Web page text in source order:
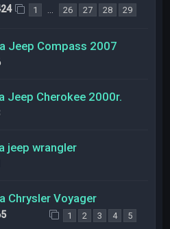
1 26 27 28 29
Jeep Compass 2007
Jeep Cherokee 2000r.
jeep wrangler
Chrysler Voyager
1 2 3 4 5